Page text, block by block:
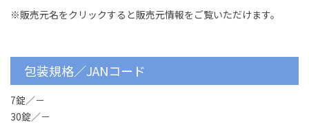
※販売元名をクリックすると販売元情報をご覧いただけます。
包装規格／JANコード
7錠／－
30錠／－